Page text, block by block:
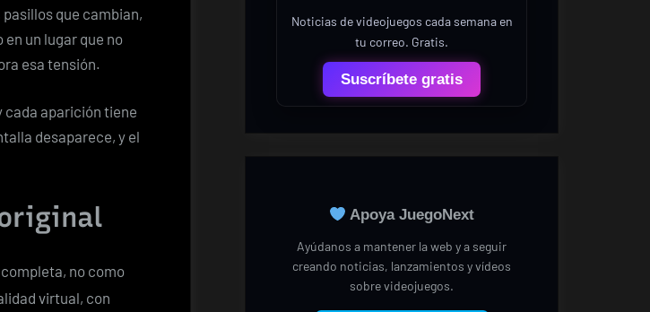
que cambian,
un lugar que no
esa tensión.
cada aparición tiene
desaparece, y el
no como
virtual, con
Noticias de videojuegos cada semana en
tu correo. Gratis.
Suscríbete gratis
Apoya JuegoNext
Ayúdanos a mantener la web y a seguir
creando noticias, lanzamientos y vídeos
sobre videojuegos.